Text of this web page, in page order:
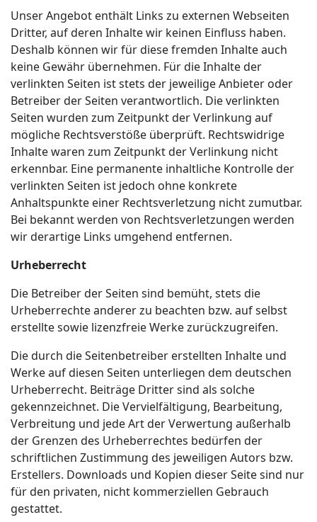
Unser Angebot enthält Links zu externen Webseiten
Dritter, auf deren Inhalte wir keinen Einfluss haben.
Deshalb können wir für diese fremden Inhalte auch
keine Gewähr übernehmen. Für die Inhalte der
verlinkten Seiten ist stets der jeweilige Anbieter oder
Betreiber der Seiten verantwortlich. Die verlinkten
Seiten wurden zum Zeitpunkt der Verlinkung auf
mögliche Rechtsverstöße überprüft. Rechtswidrige
Inhalte waren zum Zeitpunkt der Verlinkung nicht
erkennbar. Eine permanente inhaltliche Kontrolle der
verlinkten Seiten ist jedoch ohne konkrete
Anhaltspunkte einer Rechtsverletzung nicht zumutbar.
Bei bekannt werden von Rechtsverletzungen werden
wir derartige Links umgehend entfernen.
Urheberrecht
Die Betreiber der Seiten sind bemüht, stets die
Urheberrechte anderer zu beachten bzw. auf selbst
erstellte sowie lizenzfreie Werke zurückzugreifen.
Die durch die Seitenbetreiber erstellten Inhalte und
Werke auf diesen Seiten unterliegen dem deutschen
Urheberrecht. Beiträge Dritter sind als solche
gekennzeichnet. Die Vervielfältigung, Bearbeitung,
Verbreitung und jede Art der Verwertung außerhalb
der Grenzen des Urheberrechtes bedürfen der
schriftlichen Zustimmung des jeweiligen Autors bzw.
Erstellers. Downloads und Kopien dieser Seite sind nur
für den privaten, nicht kommerziellen Gebrauch
gestattet.